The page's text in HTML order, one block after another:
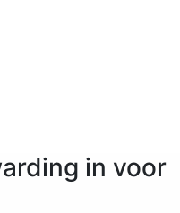
in voor